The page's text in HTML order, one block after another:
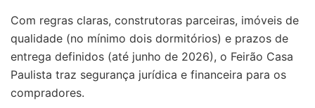
Com regras claras, construtoras parceiras, imóveis de
qualidade (no mínimo dois dormitórios) e prazos de
entrega definidos (até junho de 2026), o Feirão Casa
Paulista traz segurança jurídica e financeira para os
compradores.